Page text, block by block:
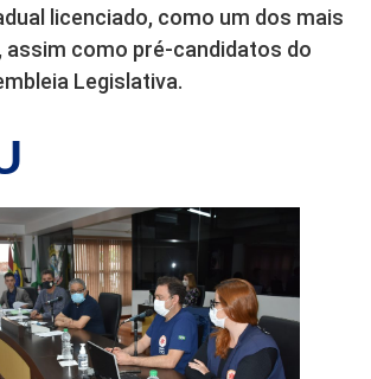
licenciado, como um dos mais
assim como pré-candidatos do
Legislativa.